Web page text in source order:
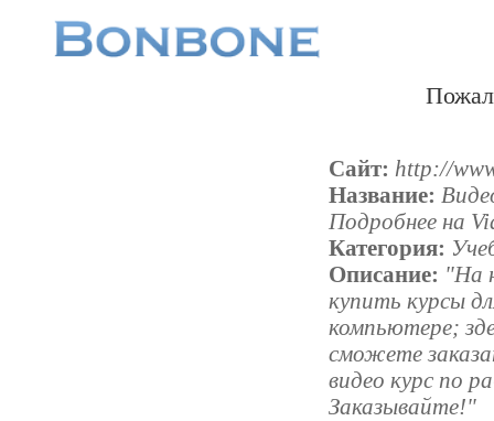
Сайт: http://
Название:
Подробнее на
Категория:
Описание: "На
купить курсы
компьютере;
сможете
видео курс по
Заказывайте!"